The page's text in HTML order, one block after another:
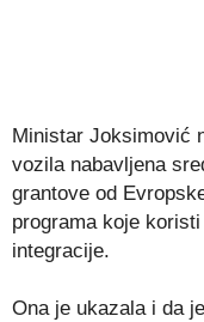
Ministar Joksimović
vozila nabavljena
grantove od
programa koje
integracije.
Ona je ukazala i da